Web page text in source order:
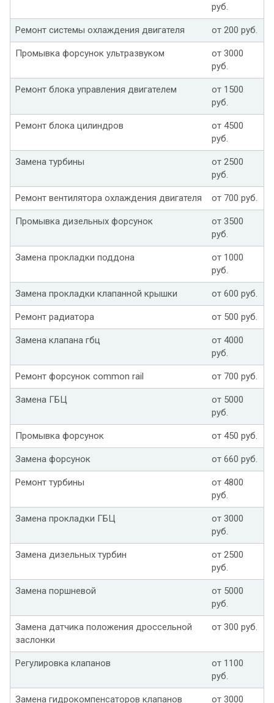
руб.
Ремонт системы охлаждения двигателя от 200 руб.
Промывка форсунок ультразвуком
от 3000
руб.
Ремонт блока управления двигателем
от 1500
руб.
Ремонт блока цилиндров
от 4500
руб.
Замена турбины
от 2500
руб.
Ремонт вентилятора охлаждения двигателя от 700 руб.
Промывка дизельных форсунок
от 3500
руб.
Замена прокладки поддона
от 1000
руб.
Замена прокладки клапанной крышки от 600 руб.
Ремонт радиатора от 500 руб.
Замена клапана гбц
от 4000
руб.
Ремонт форсунок common rail от 700 руб.
Замена ГБЦ
от 5000
руб.
Промывка форсунок от 450 руб.
Замена форсунок от 660 руб.
Ремонт турбины
от 4800
руб.
Замена прокладки ГБЦ
от 3000
руб.
Замена дизельных турбин
от 2500
руб.
Замена поршневой
от 5000
руб.
Замена датчика положения дроссельной
заслонки
от 300 руб.
Регулировка клапанов
от 1100
руб.
Замена гидрокомпенсаторов клапанов от 3000